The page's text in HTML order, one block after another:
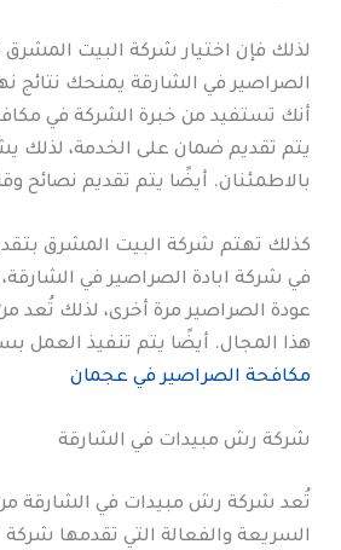
لذلك فإن اختيار شركة البيت المشرق
الصراصير في الشارقة يمنحك نتائج
أنك تستفيد من خبرة الشركة في
يتم تقديم ضمان على الخدمة، لذلك
بالاطمئنان. أيضًا يتم تقديم نصائح
كذلك تهتم شركة البيت المشرق
في شركة ابادة الصراصير في
عودة الصراصير مرة أخرى، لذلك تُعد
هذا المجال. أيضًا يتم تنفيذ العمل
مكافحة الصراصير في عجمان
شركة رش مبيدات في الشارقة
تُعد شركة رش مبيدات في الشارقة
السريعة والفعالة التي تقدمها